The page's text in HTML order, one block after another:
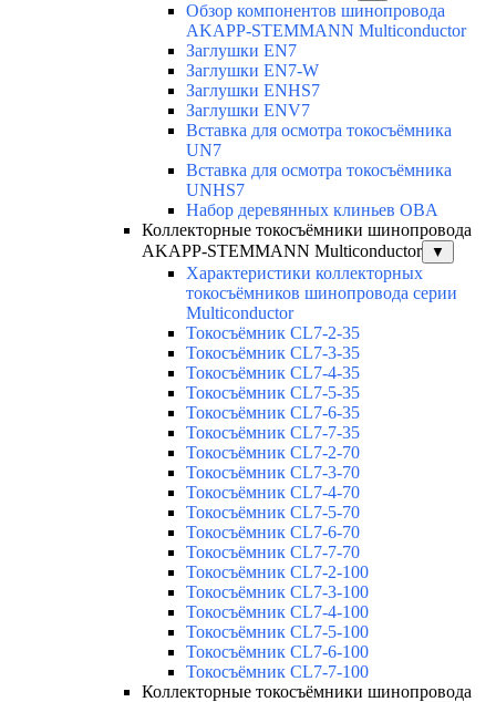
Обзор компонентов шинопровода
AKAPP-STEMMANN Multiconductor
Заглушки EN7
Заглушки EN7-W
Заглушки ENHS7
Заглушки ENV7
Вставка для осмотра токосъёмника
UN7
Вставка для осмотра токосъёмника
UNHS7
Набор деревянных клиньев OBA
Коллекторные токосъёмники шинопровода
AKAPP-STEMMANN Multiconductor
▼
Характеристики коллекторных
токосъёмников шинопровода серии
Multiconductor
Токосъёмник CL7-2-35
Токосъёмник CL7-3-35
Токосъёмник CL7-4-35
Токосъёмник CL7-5-35
Токосъёмник CL7-6-35
Токосъёмник CL7-7-35
Токосъёмник CL7-2-70
Токосъёмник CL7-3-70
Токосъёмник CL7-4-70
Токосъёмник CL7-5-70
Токосъёмник CL7-6-70
Токосъёмник CL7-7-70
Токосъёмник CL7-2-100
Токосъёмник CL7-3-100
Токосъёмник CL7-4-100
Токосъёмник CL7-5-100
Токосъёмник CL7-6-100
Токосъёмник CL7-7-100
Коллекторные токосъёмники шинопровода